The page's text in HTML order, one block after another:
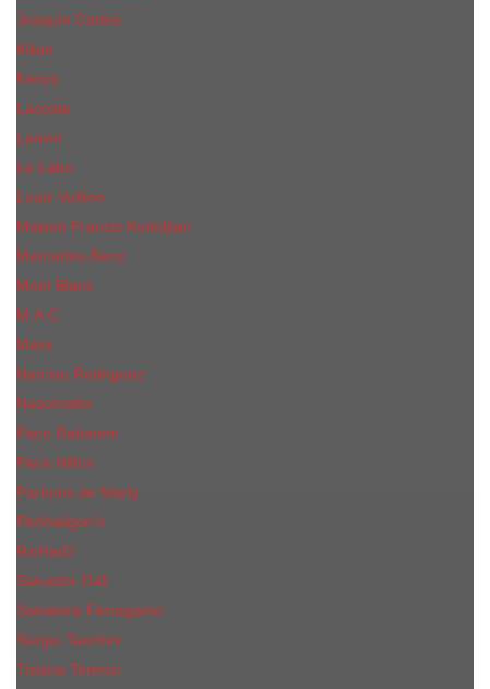
Joaquin Сortes
Kilian
Kenzo
Lacoste
Lanvin
Le Labo
Louis Vuitton
Maison Francis Kurkdjian
Mercedes-Benz
Mont Blanc
M.А.C.
Mexx
Narciso Rodriguez
Nasomatto
Paco Rabanne
Paris Hilton
Parfums de Marly
Penhaligon​'s
RicHarD
Salvador Dali
Salvatore Ferragamo
Sergio Tacchini
Tiziana Terenzi